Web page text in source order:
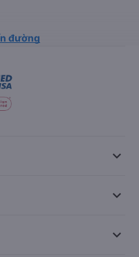
đường
keyboard_arrow_down
keyboard_arrow_down
keyboard_arrow_down